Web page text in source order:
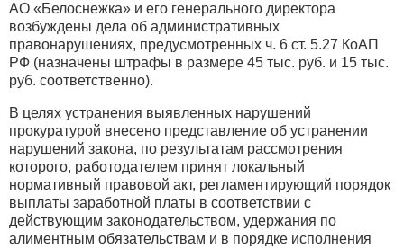
АО «Белоснежка» и его генерального директора
возбуждены дела об административных
правонарушениях, предусмотренных ч. 6 ст. 5.27 КоАП
РФ (назначены штрафы в размере 45 тыс. руб. и 15 тыс.
руб. соответственно).
В целях устранения выявленных нарушений
прокуратурой внесено представление об устранении
нарушений закона, по результатам рассмотрения
которого, работодателем принят локальный
нормативный правовой акт, регламентирующий порядок
выплаты заработной платы в соответствии с
действующим законодательством, удержания по
алиментным обязательствам и в порядке исполнения